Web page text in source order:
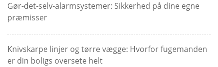
Gør-det-selv-alarmsystemer: Sikkerhed på dine egne
præmisser
Knivskarpe linjer og tørre vægge: Hvorfor fugemanden
er din boligs oversete helt